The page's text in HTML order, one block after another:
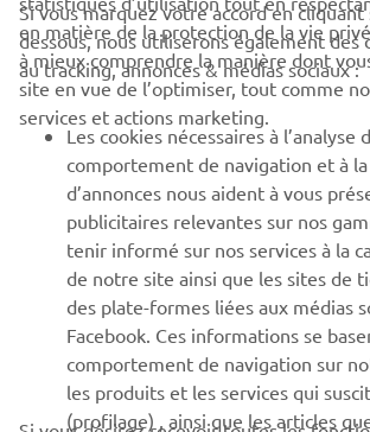
CORPORATE
BUSINESS
PLUS DE YAMAHA
SOUTIEN
BULLETIN
Soyez le premier à connaître les dernières
spéciaux, les nouveautés et bien plus encore
en matière de la protection de la vie
à mieux comprendre la manière dont
site en vue de l’optimiser, tout comme
services et actions marketing.
Si vous marquez votre accord en
dessous, nous utiliserons également des
au tracking, annonces & médias sociaux :
Les cookies nécessaires à l’analyse
comportement de navigation et à
d’annonces nous aident à vous
publicitaires relevantes sur nos
tenir informé sur nos services à la
de notre site ainsi que les sites de
des plate-formes liées aux médias
Facebook. Ces informations se
comportement de navigation sur
les produits et les services qui
(profilage) , ainsi que les articles